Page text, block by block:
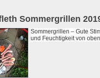
Sommergrillen
Sommergrillen – Gute
und Feuchtigkeit von oben